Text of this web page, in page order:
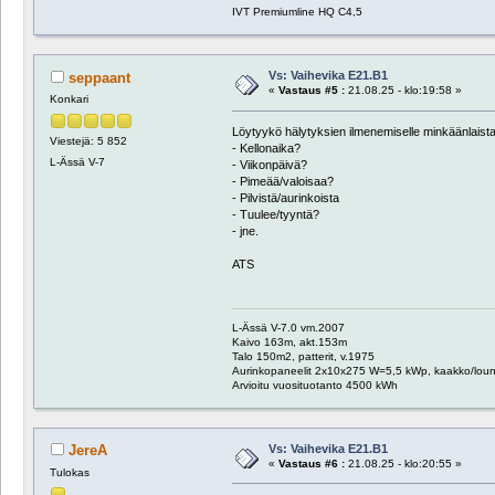
IVT Premiumline HQ C4,5
seppaant
Konkari
Viestejä: 5 852
L-Ässä V-7
Vs: Vaihevika E21.B1
« Vastaus #5 :21.08.25 - klo:19:58 »
Löytyykö hälytyksien ilmenemiselle
- Kellonaika?
- Viikonpäivä?
- Pimeää/valoisaa?
- Pilvistä/aurinkoista
- Tuulee/tyyntä?
- jne.
ATS
L-Ässä V-7.0 vm.2007
Kaivo 163m, akt.153m
Talo 150m2, patterit, v.1975
Aurinkopaneelit 2x10x275 W=5,5 kWp, kaakko/
Arvioitu vuosituotanto 4500 kWh
JereA
Tulokas
Vs: Vaihevika E21.B1
« Vastaus #6 :21.08.25 - klo:20:55 »